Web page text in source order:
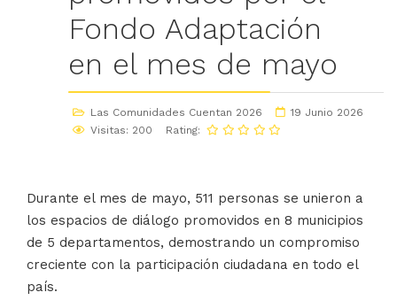
Fondo Adaptación
en el mes de mayo
Las Comunidades Cuentan 2026
19 Junio 2026
Visitas: 200
Rating:
Durante el mes de mayo, 511 personas se unieron a
los espacios de diálogo promovidos en 8 municipios
de 5 departamentos, demostrando un compromiso
creciente con la participación ciudadana en todo el
país.